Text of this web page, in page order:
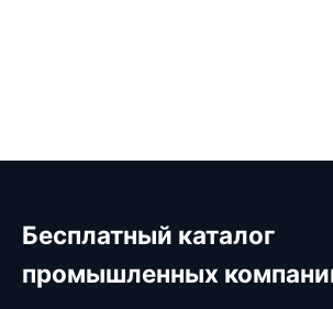
Бесплатный каталог
промышленных